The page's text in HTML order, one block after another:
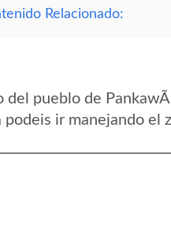
Relacionado:
pueblo de
ir manejando el